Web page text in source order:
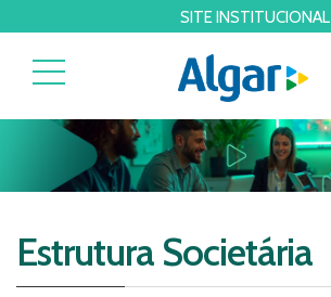
SITE INSTITUCIONAL
Estrutura Societária